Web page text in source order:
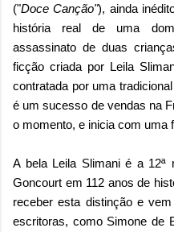
("Doce Canção"), ainda
história real de uma
assassinato de duas
ficção criada por Leila
contratada por uma
é um sucesso de vendas na
o momento, e inicia com uma
A bela Leila Slimani é a 12ª
Goncourt em 112 anos de
receber esta distinção e
escritoras, como Simone de